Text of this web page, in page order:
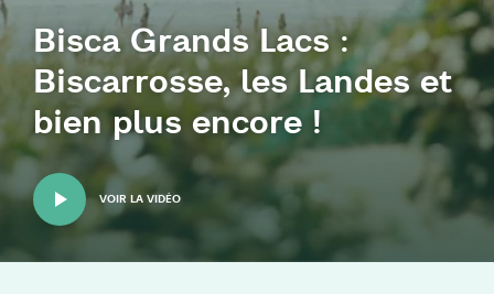
Bisca Grands Lacs :
Biscarrosse, les Landes et
bien plus encore !
VOIR LA VIDÉO